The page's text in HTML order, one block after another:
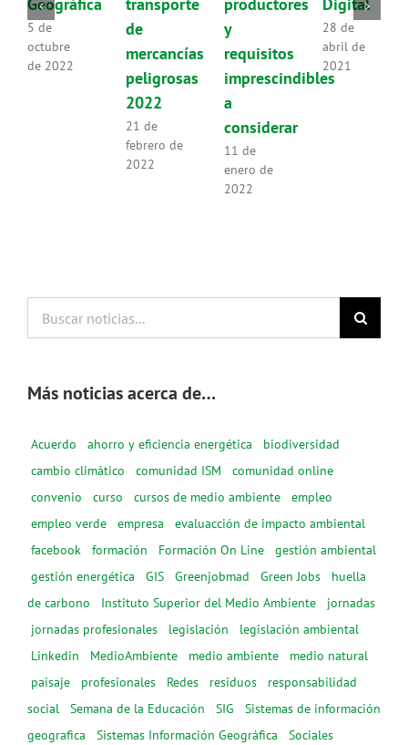
5 de
octubre
de 2022
de
mercancías
peligrosas
2022
21 de
febrero de
2022
y
requisitos
imprescindibles
a
considerar
11 de
enero de
2022
28 de
abril de
2021
noticias...
Más noticias acerca de…
Acuerdo ahorro y eficiencia energética
biodiversidad
cambio climático
comunidad ISM
comunidad online
convenio
curso cursos de medio ambiente
empleo
empleo verde
empresa
evaluacción de impacto ambiental
facebook
formación Formación On Line
gestión ambiental
gestión energética
GIS Greenjobmad Green Jobs
huella
de carbono
Instituto Superior del Medio Ambiente
jornadas
jornadas profesionales
legislación
legislación ambiental
Linkedin
MedioAmbiente medio ambiente
medio natural
paisaje
profesionales Redes residuos
responsabilidad
social
Semana de la Educación SIG
Sistemas de información
geografica
Sistemas Información Geográfica
Sociales